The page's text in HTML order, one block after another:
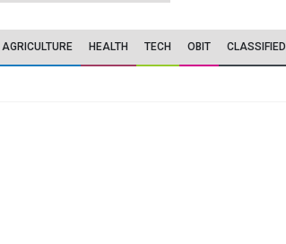
AGRICULTURE HEALTH TECH OBIT CLASSIFIED